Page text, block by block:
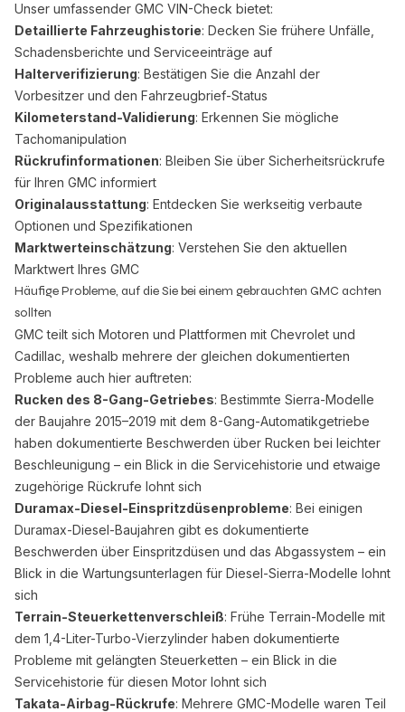
Unser umfassender GMC VIN-Check bietet:
Detaillierte Fahrzeughistorie: Decken Sie frühere Unfälle,
Schadensberichte und Serviceeinträge auf
Halterverifizierung: Bestätigen Sie die Anzahl der
Vorbesitzer und den Fahrzeugbrief-Status
Kilometerstand-Validierung: Erkennen Sie mögliche
Tachomanipulation
Rückrufinformationen: Bleiben Sie über Sicherheitsrückrufe
für Ihren GMC informiert
Originalausstattung: Entdecken Sie werkseitig verbaute
Optionen und Spezifikationen
Marktwerteinschätzung: Verstehen Sie den aktuellen
Marktwert Ihres GMC
Häufige Probleme, auf die Sie bei einem gebrauchten GMC achten
sollten
GMC teilt sich Motoren und Plattformen mit Chevrolet und
Cadillac, weshalb mehrere der gleichen dokumentierten
Probleme auch hier auftreten:
Rucken des 8-Gang-Getriebes: Bestimmte Sierra-Modelle
der Baujahre 2015–2019 mit dem 8-Gang-Automatikgetriebe
haben dokumentierte Beschwerden über Rucken bei leichter
Beschleunigung – ein Blick in die Servicehistorie und etwaige
zugehörige Rückrufe lohnt sich
Duramax-Diesel-Einspritzdüsenprobleme: Bei einigen
Duramax-Diesel-Baujahren gibt es dokumentierte
Beschwerden über Einspritzdüsen und das Abgassystem – ein
Blick in die Wartungsunterlagen für Diesel-Sierra-Modelle lohnt
sich
Terrain-Steuerkettenverschleiß: Frühe Terrain-Modelle mit
dem 1,4-Liter-Turbo-Vierzylinder haben dokumentierte
Probleme mit gelängten Steuerketten – ein Blick in die
Servicehistorie für diesen Motor lohnt sich
Takata-Airbag-Rückrufe: Mehrere GMC-Modelle waren Teil